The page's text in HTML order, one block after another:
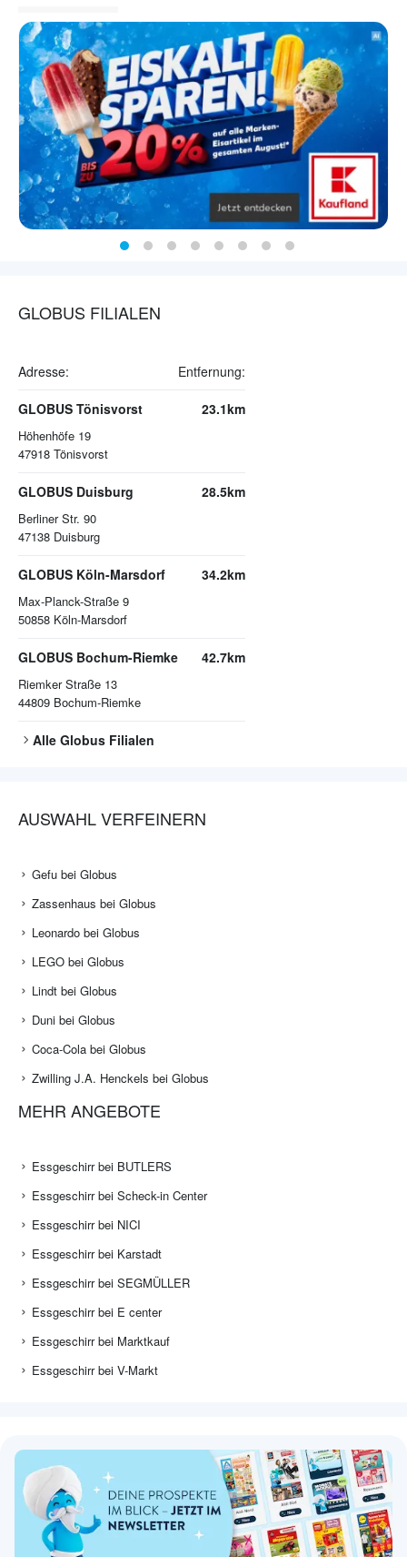
GLOBUS FILIALEN
Adresse: Entfernung:
GLOBUS Tönisvorst
Höhenhöfe 19
47918 Tönisvorst
23.1km
GLOBUS Duisburg
Berliner Str. 90
47138 Duisburg
28.5km
GLOBUS Köln-Marsdorf
Max-Planck-Straße 9
50858 Köln-Marsdorf
34.2km
GLOBUS Bochum-Riemke
Riemker Straße 13
44809 Bochum-Riemke
42.7km
Alle Globus Filialen
AUSWAHL VERFEINERN
Gefu bei Globus
Zassenhaus bei Globus
Leonardo bei Globus
LEGO bei Globus
Lindt bei Globus
Duni bei Globus
Coca-Cola bei Globus
Zwilling J.A. Henckels bei Globus
MEHR ANGEBOTE
Essgeschirr bei BUTLERS
Essgeschirr bei Scheck-in Center
Essgeschirr bei NICI
Essgeschirr bei Karstadt
Essgeschirr bei SEGMÜLLER
Essgeschirr bei E center
Essgeschirr bei Marktkauf
Essgeschirr bei V-Markt